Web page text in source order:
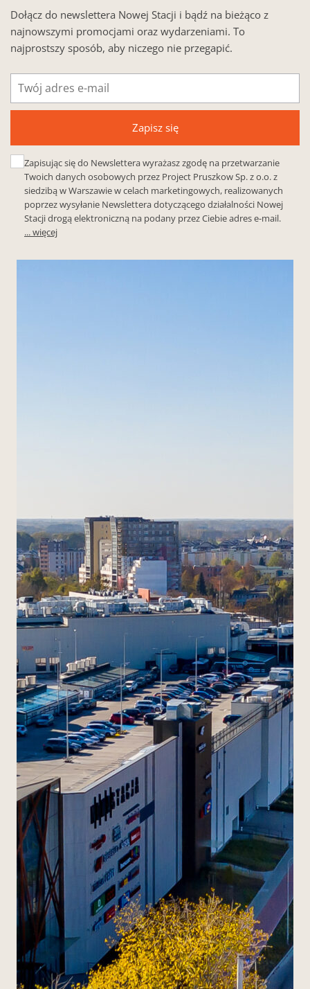
Dołącz do newslettera Nowej Stacji i bądź na bieżąco z
najnowszymi promocjami oraz wydarzeniami. To
najprostszy sposób, aby niczego nie przegapić.
Adres
mail
Zapisz się
Zapisując się do Newslettera wyrażasz zgodę na przetwarzanie
Twoich danych osobowych przez Project Pruszkow Sp. z o.o. z
siedzibą w Warszawie w celach marketingowych, realizowanych
poprzez wysyłanie Newslettera dotyczącego działalności Nowej
Stacji drogą elektroniczną na podany przez Ciebie adres e-mail.
... więcej